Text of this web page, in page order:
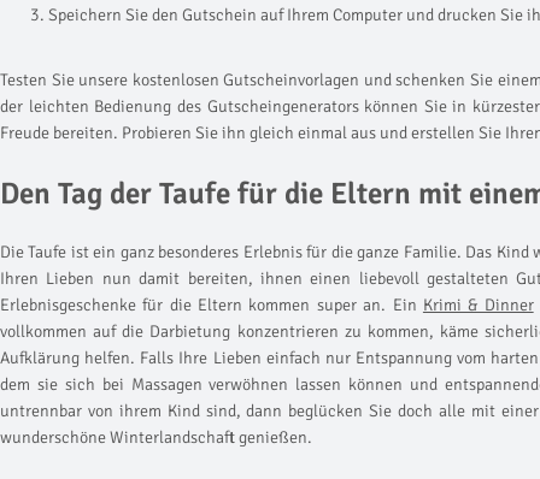
Speichern Sie den Gutschein auf Ihrem Computer und drucken Sie
Testen Sie unsere kostenlosen Gutscheinvorlagen und schenken Sie
der leichten Bedienung des Gutscheingenerators können Sie in
Freude bereiten. Probieren Sie ihn gleich einmal aus und erstellen Sie
Den Tag der Taufe für die Eltern mit
Die Taufe ist ein ganz besonderes Erlebnis für die ganze Familie. Das
Ihren Lieben nun damit bereiten, ihnen einen liebevoll gestalteten
Erlebnisgeschenke für die Eltern kommen super an. Ein Krimi & Dinner
vollkommen auf die Darbietung konzentrieren zu kommen, käme
Aufklärung helfen. Falls Ihre Lieben einfach nur Entspannung vom
dem sie sich bei Massagen verwöhnen lassen können und
untrennbar von ihrem Kind sind, dann beglücken Sie doch alle mit
wunderschöne Winterlandschaft genießen.